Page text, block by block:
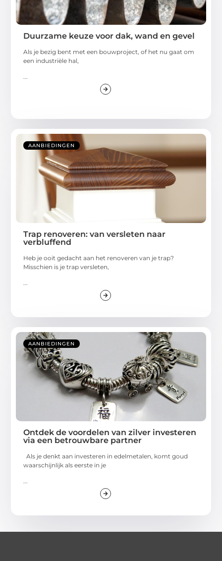
Duurzame keuze voor dak, wand en gevel
Als je bezig bent met een bouwproject, of het nu gaat om
een industriële hal,
...
AANBIEDINGEN
Trap renoveren: van versleten naar
verbluffend
Heb je ooit gedacht aan het renoveren van je trap?
Misschien is je trap versleten,
...
AANBIEDINGEN
Ontdek de voordelen van zilver investeren
via een betrouwbare partner
Als je denkt aan investeren in edelmetalen, komt goud
waarschijnlijk als eerste in je
...